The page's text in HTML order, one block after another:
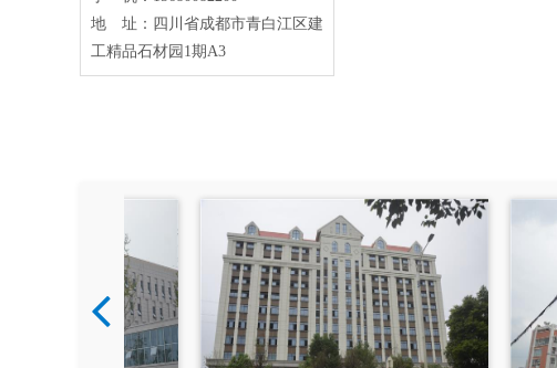
地 址：四川省成都市青白江区建
工精品石材园1期A3